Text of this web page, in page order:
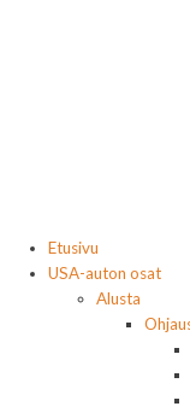
Etusivu
USA-auton osat
Alusta